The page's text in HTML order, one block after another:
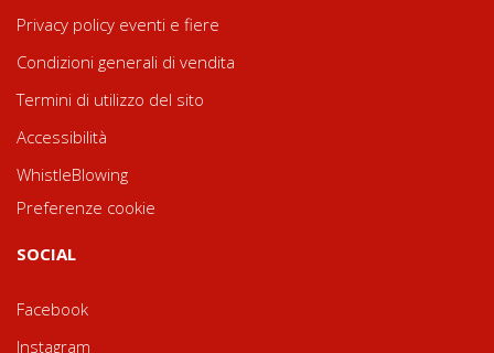
Privacy policy eventi e fiere
Condizioni generali di vendita
Termini di utilizzo del sito
Accessibilità
WhistleBlowing
Preferenze cookie
SOCIAL
Facebook
Instagram